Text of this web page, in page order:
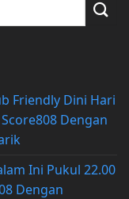
Friendly Dini Hari
Dengan
Ini Pukul 22.00
Dengan